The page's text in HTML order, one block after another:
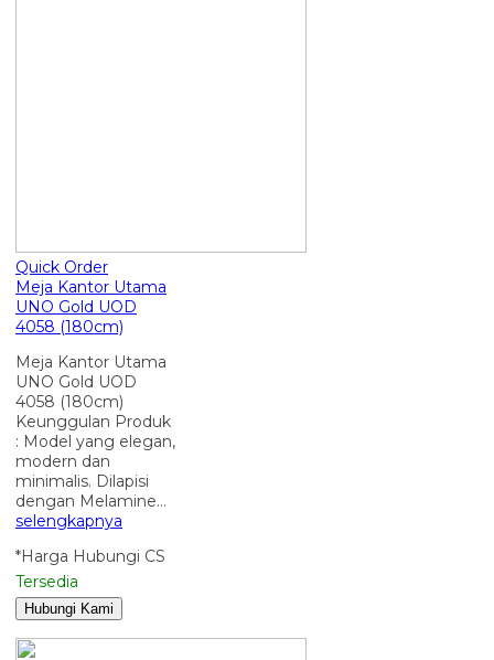
Quick Order
Meja Kantor Utama
UNO Gold UOD
4058 (180cm)
Meja Kantor Utama
UNO Gold UOD
4058 (180cm)
Keunggulan Produk
: Model yang elegan,
modern dan
minimalis. Dilapisi
dengan Melamine…
selengkapnya
*Harga Hubungi CS
Tersedia
Hubungi Kami